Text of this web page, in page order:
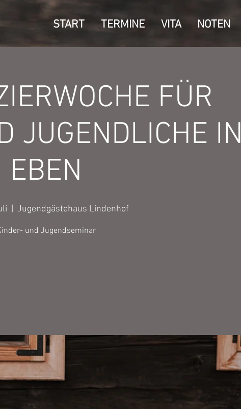
START TERMINE VITA NOTEN
FÜR
JUGENDLICHE IN
EBEN
Jugendgästehaus Lindenhof
und Jugendseminar